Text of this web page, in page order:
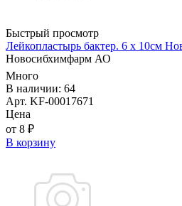
Быстрый просмотр
Лейкопластырь бактер. 6 х 10см
Новосибхимфарм АО
Много
В наличии: 64
Арт. KF-00017671
Цена
от 8 ₽
В корзину